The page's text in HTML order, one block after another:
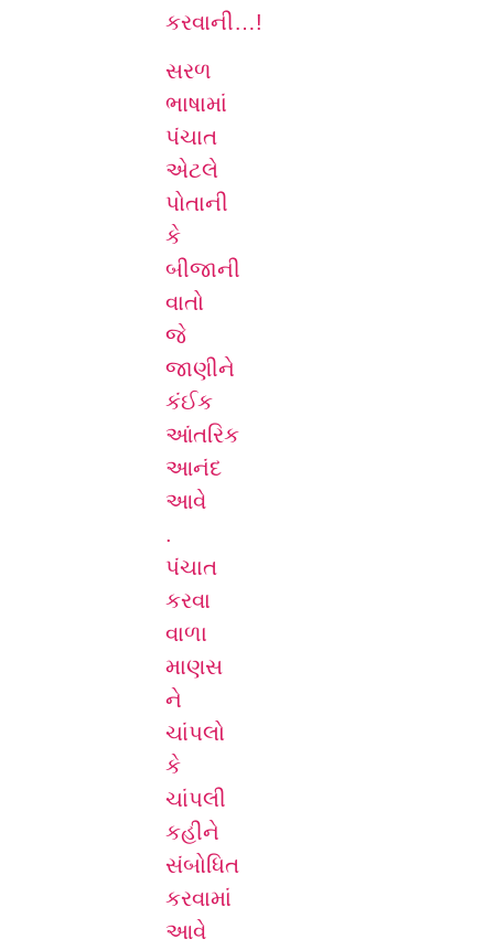
કરવાની…!
સરળ
ભાષામાં
પંચાત
એટલે
પોતાની
કે
બીજાની
વાતો
જે
જાણીને
કંઈક
આંતરિક
આનંદ
આવે
.
પંચાત
કરવા
વાળા
માણસ
ને
ચાંપલો
કે
ચાંપલી
કહીને
સંબોધિત
કરવામાં
આવે